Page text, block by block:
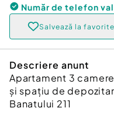
Număr de telefon
Salvează la favorite
Descriere anunt
Apartament 3
și spațiu de
Banatului 211